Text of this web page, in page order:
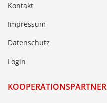
Kontakt
Impressum
Datenschutz
Login
KOOPERATIONSPARTNER